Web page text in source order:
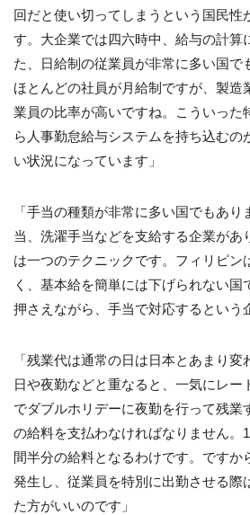
回だと使い切ってしまうという国民性
す。大企業では四六時中、給与の計算
た、日給制の従業員が非常に多い国で
ほとんどの社員が月給制ですが、製造
業員の比率が高いですね。こういった
ら人事勤怠給与システムを持ち込むの
い状況になっています」
「手当の種類が非常に多い国でもあ
当、洗濯手当などを支給する企業があ
は一つのテクニックです。フィリピン
く、基本給を簡単には下げられない国
押さえながら、手当で対応するという
「残業代は通常の日は日本とあまり
日や夜勤などと重なると、一気にレー
でダブルホリデーに夜勤を行って残業
の給料を支払わなければなりません。 1
間半分の給料となるわけです。ですか
発生し、従業員を特別に出勤させる際
た方がいいのです」